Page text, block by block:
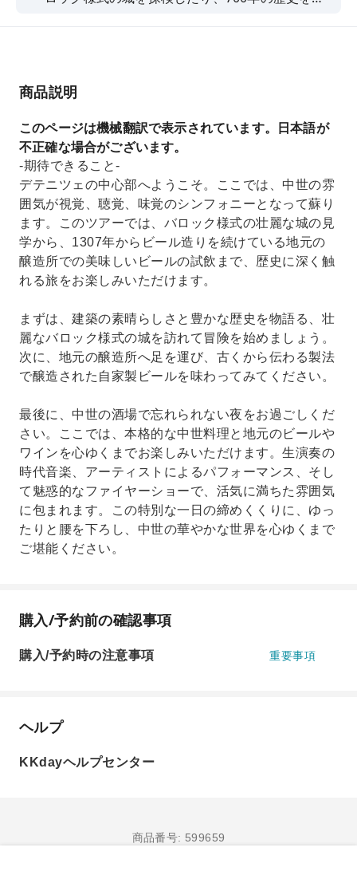
商品説明
このページは機械翻訳で表示されています。日本語が
不正確な場合がございます。
-期待できること-
デテニツェの中心部へようこそ。ここでは、中世の雰
囲気が視覚、聴覚、味覚のシンフォニーとなって蘇り
ます。このツアーでは、バロック様式の壮麗な城の見
学から、1307年からビール造りを続けている地元の
醸造所での美味しいビールの試飲まで、歴史に深く触
れる旅をお楽しみいただけます。
まずは、建築の素晴らしさと豊かな歴史を物語る、壮
麗なバロック様式の城を訪れて冒険を始めましょう。
次に、地元の醸造所へ足を運び、古くから伝わる製法
で醸造された自家製ビールを味わってみてください。
最後に、中世の酒場で忘れられない夜をお過ごしくだ
さい。ここでは、本格的な中世料理と地元のビールや
ワインを心ゆくまでお楽しみいただけます。生演奏の
時代音楽、アーティストによるパフォーマンス、そし
て魅惑的なファイヤーショーで、活気に満ちた雰囲気
に包まれます。この特別な一日の締めくくりに、ゆっ
たりと腰を下ろし、中世の華やかな世界を心ゆくまで
ご堪能ください。
購入/予約前の確認事項
購入/予約時の注意事項 重要事項
ヘルプ
KKdayヘルプセンター
商品番号: 599659